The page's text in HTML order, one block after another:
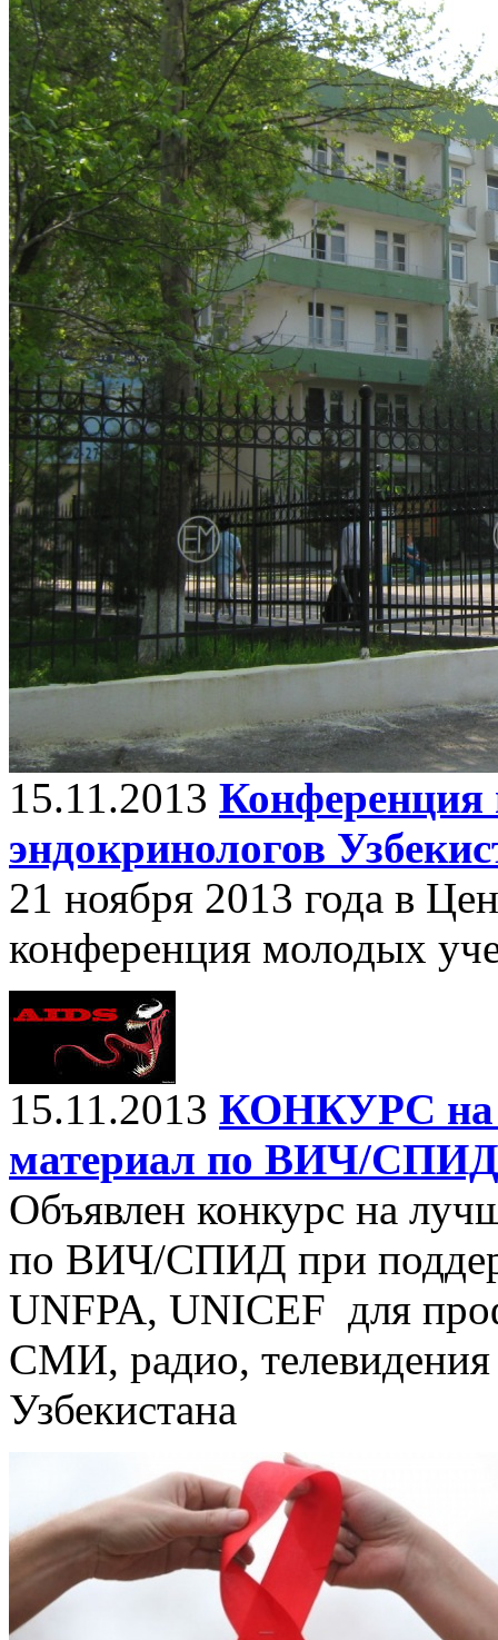
15.11.2013
эндокринологов
21 ноября 2013 года в
конференция молодых
15.11.2013 КОНКУРС на
материал по ВИЧ/СПИД
Объявлен конкурс на
по ВИЧ/СПИД при
UNFPA, UNICEF для
СМИ, радио, телевидения
Узбекистана